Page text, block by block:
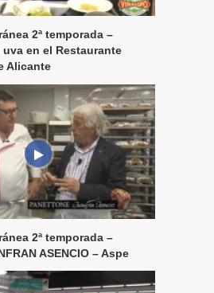
2ª temporada –
en el Restaurante
Alicante
2ª temporada –
ASENCIO – Aspe